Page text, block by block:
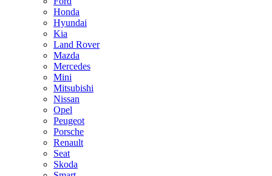
Honda
Hyundai
Kia
Land Rover
Mazda
Mercedes
Mini
Mitsubishi
Nissan
Opel
Peugeot
Porsche
Renault
Seat
Skoda